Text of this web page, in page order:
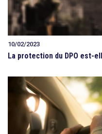
10/02/2023
La protection du DPO est-